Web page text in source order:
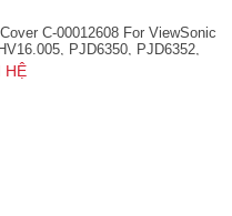
C-00012608 For ViewSonic
PJD6350, PJD6352,
PJD7326, PJD7526W,
PRO7827HD
HỆ